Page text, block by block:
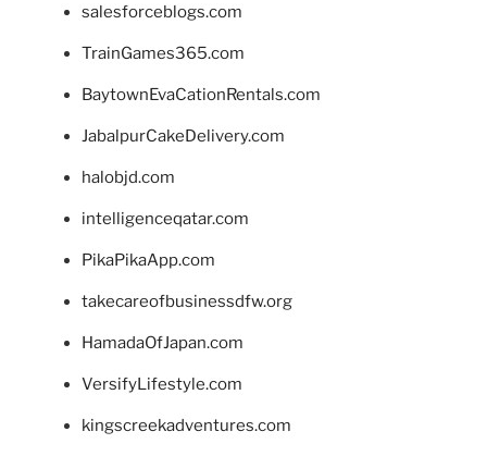
salesforceblogs.com
TrainGames365.com
BaytownEvaCationRentals.com
JabalpurCakeDelivery.com
halobjd.com
intelligenceqatar.com
PikaPikaApp.com
takecareofbusinessdfw.org
HamadaOfJapan.com
VersifyLifestyle.com
kingscreekadventures.com